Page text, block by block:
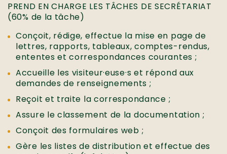
PREND EN CHARGE LES TÂCHES DE SECRÉTARIAT
(60% de la tâche)
Conçoit, rédige, effectue la mise en page de
lettres, rapports, tableaux, comptes-rendus,
ententes et correspondances courantes ;
Accueille les visiteur·euse·s et répond aux
demandes de renseignements ;
Reçoit et traite la correspondance ;
Assure le classement de la documentation ;
Conçoit des formulaires web ;
Gère les listes de distribution et effectue des